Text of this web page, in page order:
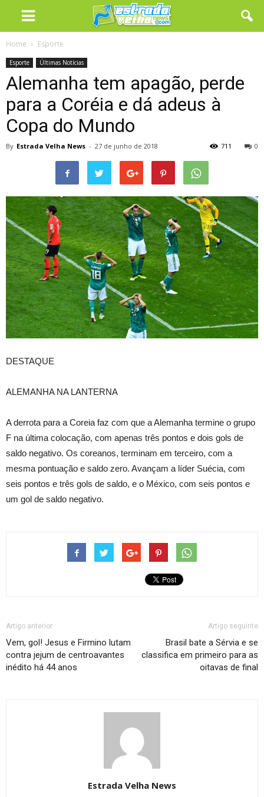
Home Esporte
Esporte Últimas Notícias
Alemanha tem apagão, perde
para a Coréia e dá adeus à
Copa do Mundo
By Estrada Velha News - 27 de junho de 2018 0
711
DESTAQUE
ALEMANHA NA LANTERNA
A derrota para a Coreia faz com que a Alemanha termine o grupo
F na última colocação, com apenas três pontos e dois gols de
saldo negativo. Os coreanos, terminam em terceiro, com a
mesma pontuação e saldo zero. Avançam a líder Suécia, com
seis pontos e três gols de saldo, e o México, com seis pontos e
um gol de saldo negativo.
Artigo anterior
Vem, gol! Jesus e Firmino lutam
contra jejum de centroavantes
inédito há 44 anos
Artigo seguinte
Brasil bate a Sérvia e se
classifica em primeiro para as
oitavas de final
Estrada Velha News